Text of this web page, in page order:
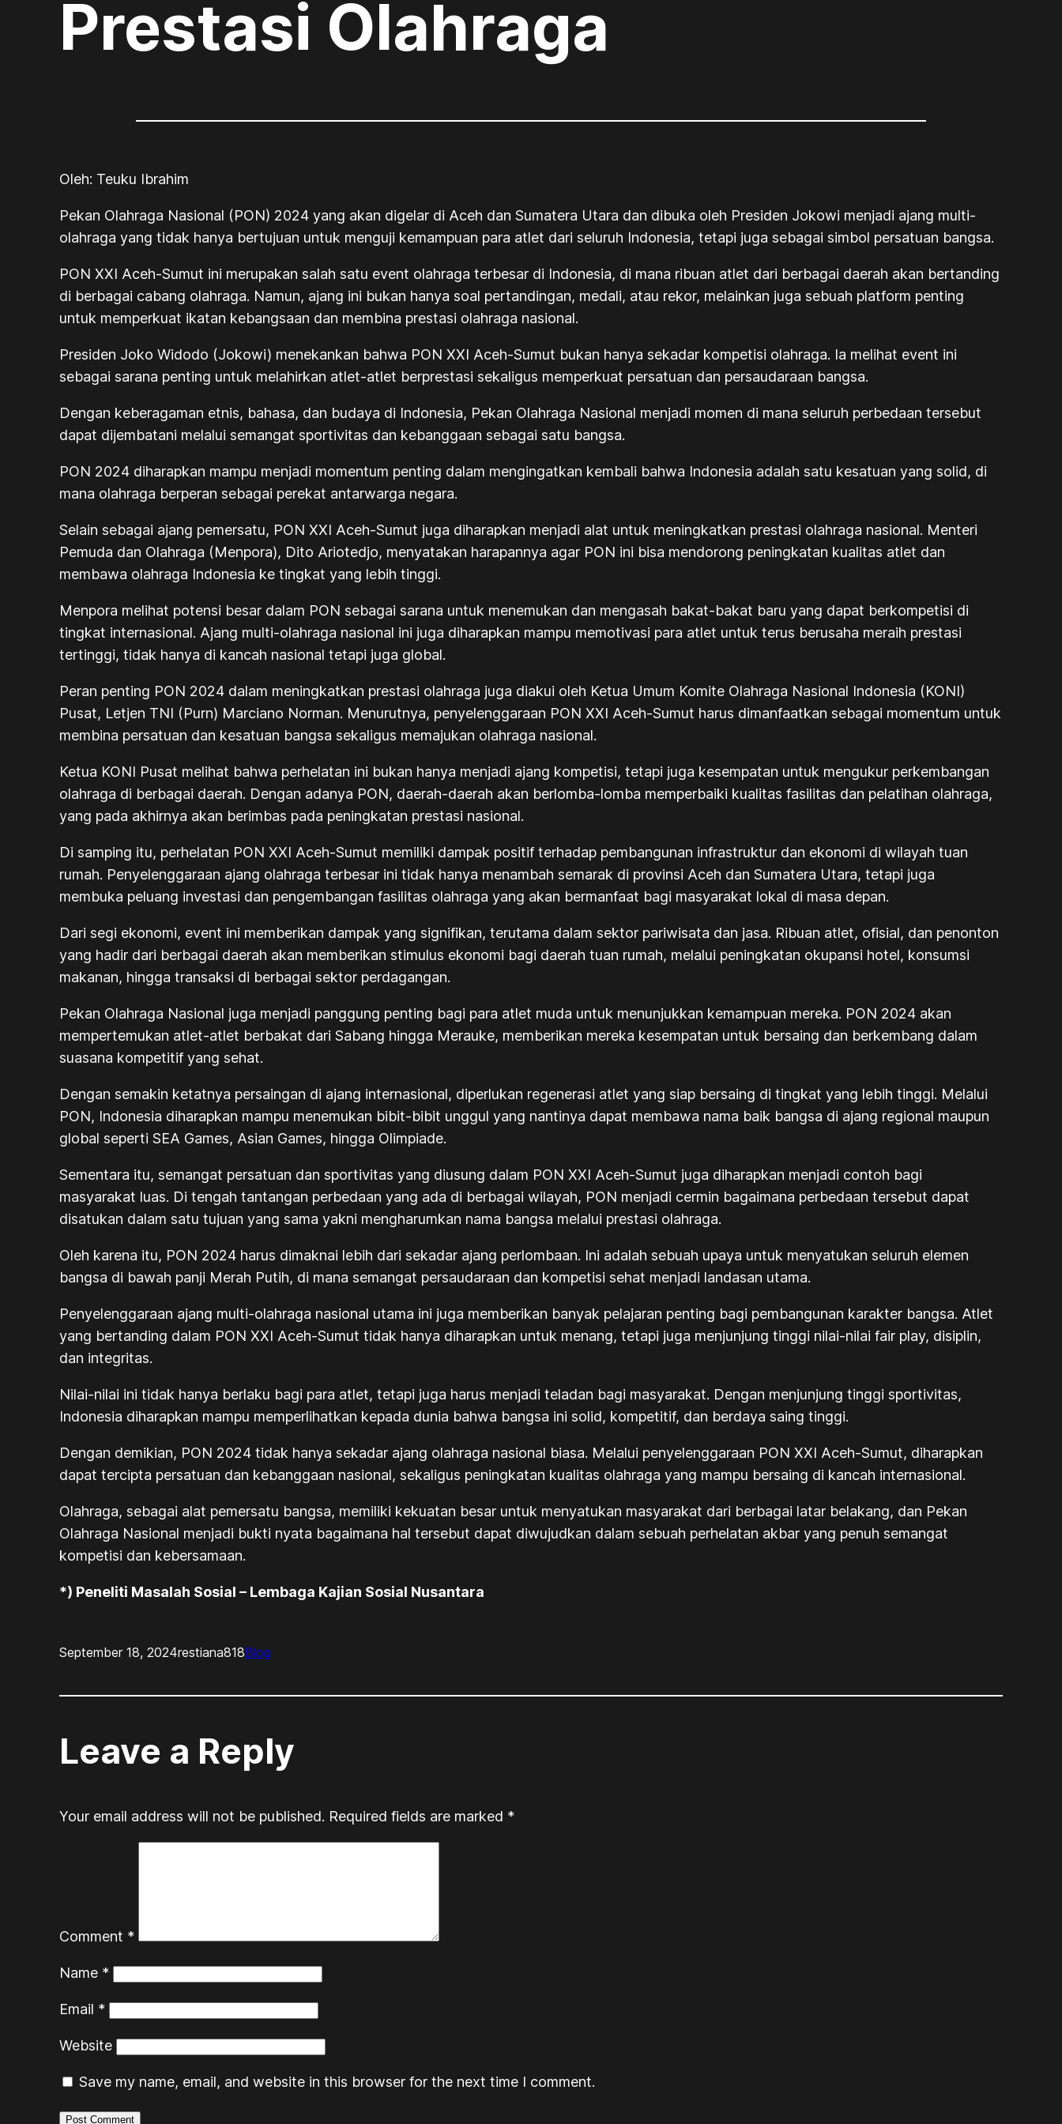
Prestasi Olahraga
Oleh: Teuku Ibrahim
Pekan Olahraga Nasional (PON) 2024 yang akan digelar di Aceh dan Sumatera Utara dan dibuka oleh Presiden Jokowi menjadi ajang multi-
olahraga yang tidak hanya bertujuan untuk menguji kemampuan para atlet dari seluruh Indonesia, tetapi juga sebagai simbol persatuan bangsa.
PON XXI Aceh-Sumut ini merupakan salah satu event olahraga terbesar di Indonesia, di mana ribuan atlet dari berbagai daerah akan bertanding
di berbagai cabang olahraga. Namun, ajang ini bukan hanya soal pertandingan, medali, atau rekor, melainkan juga sebuah platform penting
untuk memperkuat ikatan kebangsaan dan membina prestasi olahraga nasional.
Presiden Joko Widodo (Jokowi) menekankan bahwa PON XXI Aceh-Sumut bukan hanya sekadar kompetisi olahraga. Ia melihat event ini
sebagai sarana penting untuk melahirkan atlet-atlet berprestasi sekaligus memperkuat persatuan dan persaudaraan bangsa.
Dengan keberagaman etnis, bahasa, dan budaya di Indonesia, Pekan Olahraga Nasional menjadi momen di mana seluruh perbedaan tersebut
dapat dijembatani melalui semangat sportivitas dan kebanggaan sebagai satu bangsa.
PON 2024 diharapkan mampu menjadi momentum penting dalam mengingatkan kembali bahwa Indonesia adalah satu kesatuan yang solid, di
mana olahraga berperan sebagai perekat antarwarga negara.
Selain sebagai ajang pemersatu, PON XXI Aceh-Sumut juga diharapkan menjadi alat untuk meningkatkan prestasi olahraga nasional. Menteri
Pemuda dan Olahraga (Menpora), Dito Ariotedjo, menyatakan harapannya agar PON ini bisa mendorong peningkatan kualitas atlet dan
membawa olahraga Indonesia ke tingkat yang lebih tinggi.
Menpora melihat potensi besar dalam PON sebagai sarana untuk menemukan dan mengasah bakat-bakat baru yang dapat berkompetisi di
tingkat internasional. Ajang multi-olahraga nasional ini juga diharapkan mampu memotivasi para atlet untuk terus berusaha meraih prestasi
tertinggi, tidak hanya di kancah nasional tetapi juga global.
Peran penting PON 2024 dalam meningkatkan prestasi olahraga juga diakui oleh Ketua Umum Komite Olahraga Nasional Indonesia (KONI)
Pusat, Letjen TNI (Purn) Marciano Norman. Menurutnya, penyelenggaraan PON XXI Aceh-Sumut harus dimanfaatkan sebagai momentum untuk
membina persatuan dan kesatuan bangsa sekaligus memajukan olahraga nasional.
Ketua KONI Pusat melihat bahwa perhelatan ini bukan hanya menjadi ajang kompetisi, tetapi juga kesempatan untuk mengukur perkembangan
olahraga di berbagai daerah. Dengan adanya PON, daerah-daerah akan berlomba-lomba memperbaiki kualitas fasilitas dan pelatihan olahraga,
yang pada akhirnya akan berimbas pada peningkatan prestasi nasional.
Di samping itu, perhelatan PON XXI Aceh-Sumut memiliki dampak positif terhadap pembangunan infrastruktur dan ekonomi di wilayah tuan
rumah. Penyelenggaraan ajang olahraga terbesar ini tidak hanya menambah semarak di provinsi Aceh dan Sumatera Utara, tetapi juga
membuka peluang investasi dan pengembangan fasilitas olahraga yang akan bermanfaat bagi masyarakat lokal di masa depan.
Dari segi ekonomi, event ini memberikan dampak yang signifikan, terutama dalam sektor pariwisata dan jasa. Ribuan atlet, ofisial, dan penonton
yang hadir dari berbagai daerah akan memberikan stimulus ekonomi bagi daerah tuan rumah, melalui peningkatan okupansi hotel, konsumsi
makanan, hingga transaksi di berbagai sektor perdagangan.
Pekan Olahraga Nasional juga menjadi panggung penting bagi para atlet muda untuk menunjukkan kemampuan mereka. PON 2024 akan
mempertemukan atlet-atlet berbakat dari Sabang hingga Merauke, memberikan mereka kesempatan untuk bersaing dan berkembang dalam
suasana kompetitif yang sehat.
Dengan semakin ketatnya persaingan di ajang internasional, diperlukan regenerasi atlet yang siap bersaing di tingkat yang lebih tinggi. Melalui
PON, Indonesia diharapkan mampu menemukan bibit-bibit unggul yang nantinya dapat membawa nama baik bangsa di ajang regional maupun
global seperti SEA Games, Asian Games, hingga Olimpiade.
Sementara itu, semangat persatuan dan sportivitas yang diusung dalam PON XXI Aceh-Sumut juga diharapkan menjadi contoh bagi
masyarakat luas. Di tengah tantangan perbedaan yang ada di berbagai wilayah, PON menjadi cermin bagaimana perbedaan tersebut dapat
disatukan dalam satu tujuan yang sama yakni mengharumkan nama bangsa melalui prestasi olahraga.
Oleh karena itu, PON 2024 harus dimaknai lebih dari sekadar ajang perlombaan. Ini adalah sebuah upaya untuk menyatukan seluruh elemen
bangsa di bawah panji Merah Putih, di mana semangat persaudaraan dan kompetisi sehat menjadi landasan utama.
Penyelenggaraan ajang multi-olahraga nasional utama ini juga memberikan banyak pelajaran penting bagi pembangunan karakter bangsa. Atlet
yang bertanding dalam PON XXI Aceh-Sumut tidak hanya diharapkan untuk menang, tetapi juga menjunjung tinggi nilai-nilai fair play, disiplin,
dan integritas.
Nilai-nilai ini tidak hanya berlaku bagi para atlet, tetapi juga harus menjadi teladan bagi masyarakat. Dengan menjunjung tinggi sportivitas,
Indonesia diharapkan mampu memperlihatkan kepada dunia bahwa bangsa ini solid, kompetitif, dan berdaya saing tinggi.
Dengan demikian, PON 2024 tidak hanya sekadar ajang olahraga nasional biasa. Melalui penyelenggaraan PON XXI Aceh-Sumut, diharapkan
dapat tercipta persatuan dan kebanggaan nasional, sekaligus peningkatan kualitas olahraga yang mampu bersaing di kancah internasional.
Olahraga, sebagai alat pemersatu bangsa, memiliki kekuatan besar untuk menyatukan masyarakat dari berbagai latar belakang, dan Pekan
Olahraga Nasional menjadi bukti nyata bagaimana hal tersebut dapat diwujudkan dalam sebuah perhelatan akbar yang penuh semangat
kompetisi dan kebersamaan.
*) Peneliti Masalah Sosial – Lembaga Kajian Sosial Nusantara
September 18, 2024restiana818Blog
Leave a Reply
Your email address will not be published. Required fields are marked *
Comment *
Name *
Email *
Website
Save my name, email, and website in this browser for the next time I comment.